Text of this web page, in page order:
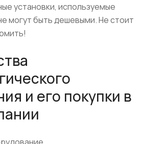
установки, используемые
могут быть дешевыми. Не стоит
и его покупки в